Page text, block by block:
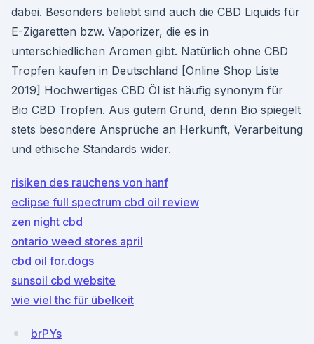
dabei. Besonders beliebt sind auch die CBD Liquids für
E-Zigaretten bzw. Vaporizer, die es in
unterschiedlichen Aromen gibt. Natürlich ohne CBD
Tropfen kaufen in Deutschland [Online Shop Liste
2019] Hochwertiges CBD Öl ist häufig synonym für
Bio CBD Tropfen. Aus gutem Grund, denn Bio spiegelt
stets besondere Ansprüche an Herkunft, Verarbeitung
und ethische Standards wider.
risiken des rauchens von hanf
eclipse full spectrum cbd oil review
zen night cbd
ontario weed stores april
cbd oil for.dogs
sunsoil cbd website
wie viel thc für übelkeit
brPYs